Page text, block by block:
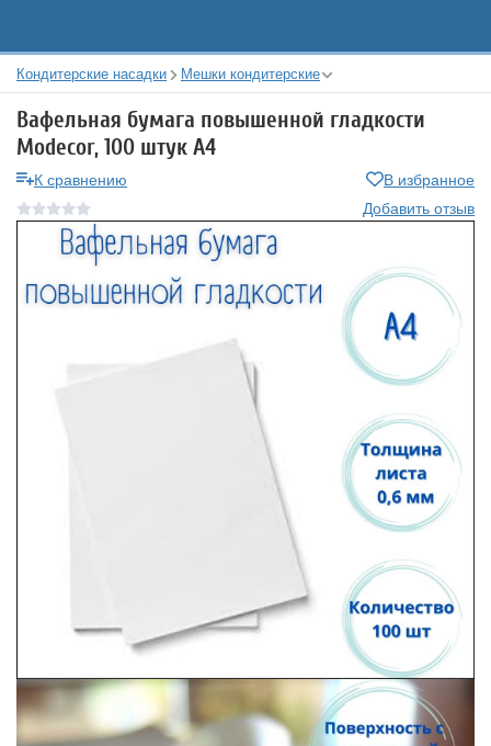
Кондитерские насадки Мешки кондитерские
Вафельная бумага повышенной гладкости
Modecor, 100 штук А4
К сравнению
В избранное
Добавить отзыв